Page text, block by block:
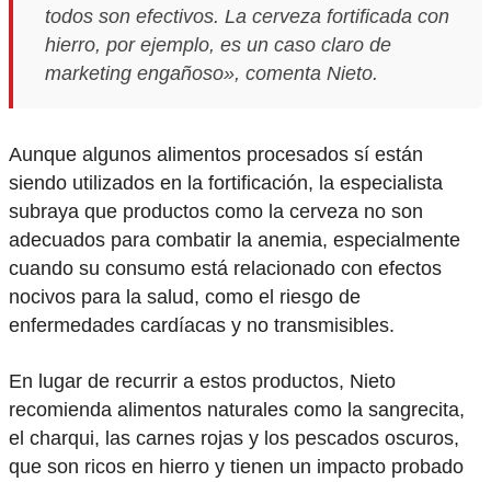
todos son efectivos. La cerveza fortificada con
hierro, por ejemplo, es un caso claro de
marketing engañoso», comenta Nieto.
Aunque algunos alimentos procesados sí están
siendo utilizados en la fortificación, la especialista
subraya que productos como la cerveza no son
adecuados para combatir la anemia, especialmente
cuando su consumo está relacionado con efectos
nocivos para la salud, como el riesgo de
enfermedades cardíacas y no transmisibles.
En lugar de recurrir a estos productos, Nieto
recomienda alimentos naturales como la sangrecita,
el charqui, las carnes rojas y los pescados oscuros,
que son ricos en hierro y tienen un impacto probado